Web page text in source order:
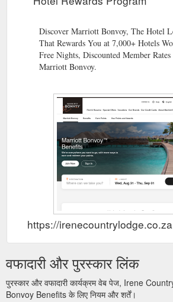
Discover Marriott Bonvoy, The Hotel
That Rewards You at 7,000+ Hotels
Free Nights, Discounted Member
Marriott Bonvoy.
https://irenecountrylodge.co.za
वफादारी और पुरस्कार लिंक
पुरस्कार और वफादारी कार्यक्रम वेब पेज, Irene
Bonvoy Benefits के लिए नियम और शर्तें।